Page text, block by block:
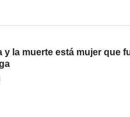
y la muerte está mujer que